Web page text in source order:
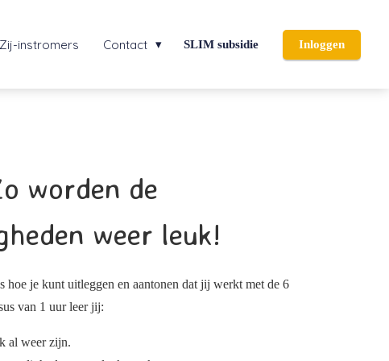
Zij-instromers Contact SLIM subsidie Inloggen
worden de
weer leuk!
je kunt uitleggen en aantonen dat jij werkt met de 6
van 1 uur leer jij:
al weer zijn.